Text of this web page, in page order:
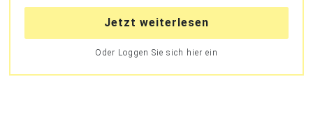
Jetzt weiterlesen
Oder Loggen Sie sich hier ein